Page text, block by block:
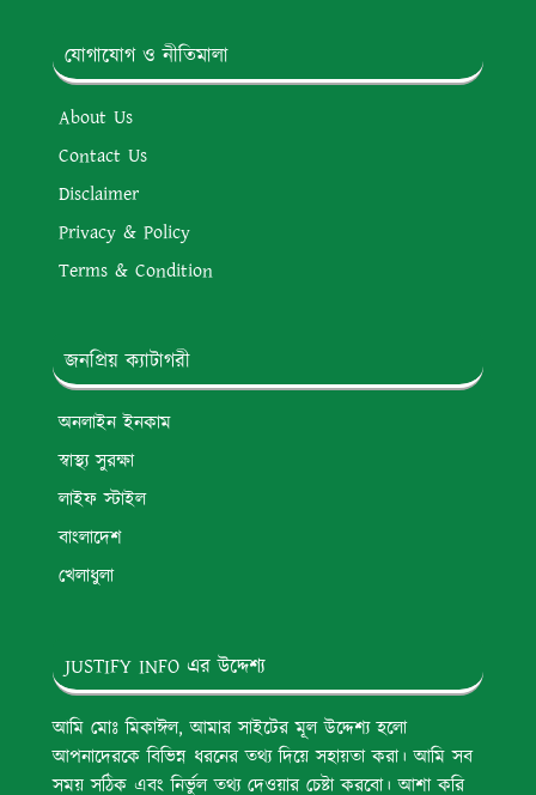
যোগাযোগ ও নীতিমালা
About Us
Contact Us
Disclaimer
Privacy & Policy
Terms & Condition
জনপ্রিয় ক্যাটাগরী
অনলাইন ইনকাম
স্বাস্থ্য সুরক্ষা
লাইফ স্টাইল
বাংলাদেশ
খেলাধুলা
JUSTIFY INFO এর উদ্দেশ্য
আমি মোঃ মিকাঈল, আমার সাইটের মূল উদ্দেশ্য হলো
আপনাদেরকে বিভিন্ন ধরনের তথ্য দিয়ে সহায়তা করা। আমি সব
সময় সঠিক এবং নির্ভুল তথ্য দেওয়ার চেষ্টা করবো। আশা করি